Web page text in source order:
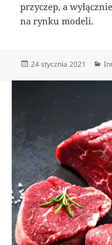
przyczep, a
na rynku modeli.
Data
24 stycznia 2021